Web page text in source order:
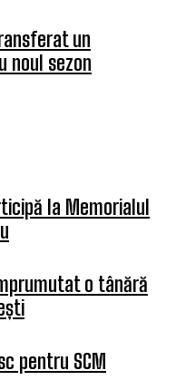
un
noul sezon
la Memorialul
o tânără
pentru SCM